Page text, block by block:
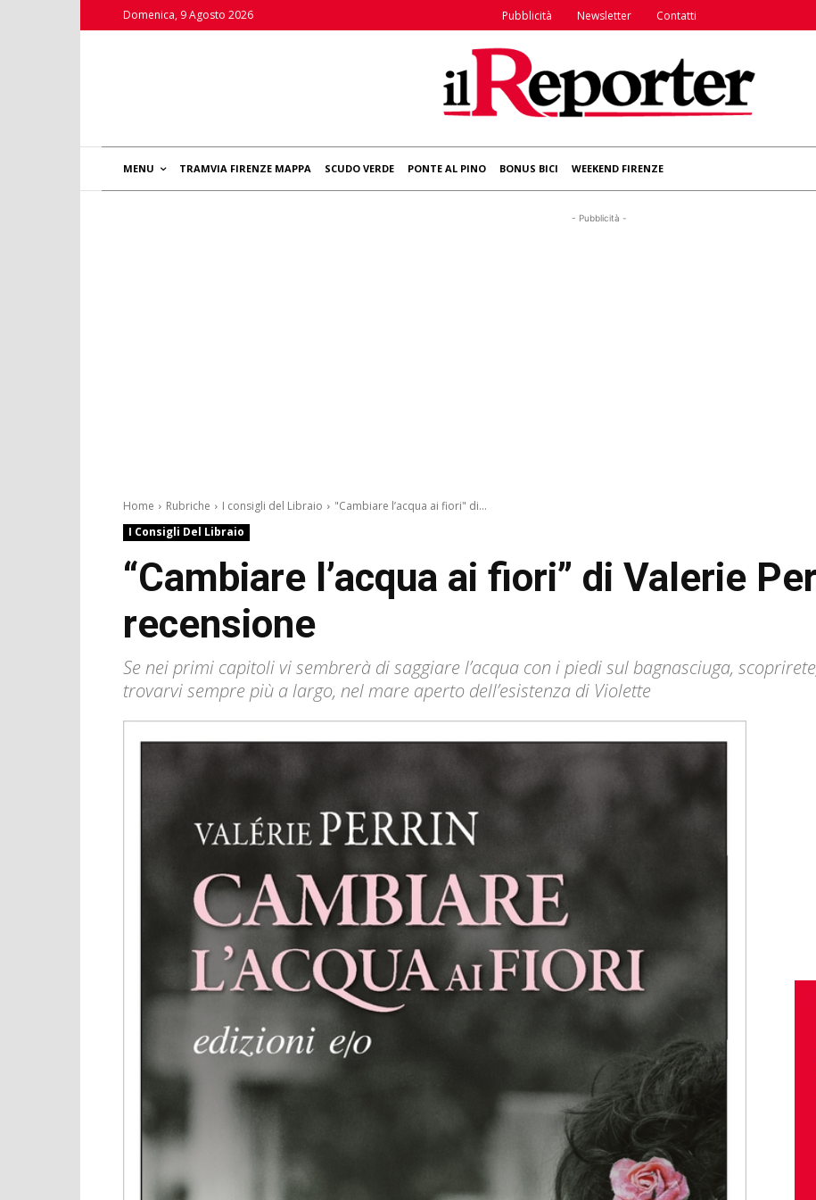
Domenica, 9 Agosto 2026 Pubblicità Newsletter Contatti
MENU TRAMVIA FIRENZE MAPPA SCUDO VERDE PONTE AL PINO BONUS BICI WEEKEND FIRENZE
- Pubblicità -
Home Rubriche I consigli del Libraio
"Cambiare l’acqua ai fiori" di...
I Consigli Del Libraio
“Cambiare l’acqua ai fiori” di Valerie
recensione
Se nei primi capitoli vi sembrerà di saggiare l’acqua con i piedi sul bagnasciuga,
trovarvi sempre più a largo, nel mare aperto dell’esistenza di Violette